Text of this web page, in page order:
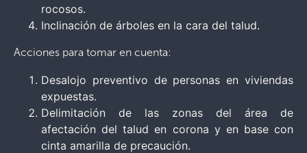
rocosos.
Inclinación de árboles en la cara del talud.
Acciones para tomar en cuenta:
Desalojo preventivo de personas en viviendas
expuestas.
Delimitación de las zonas del área de
afectación del talud en corona y en base con
cinta amarilla de precaución.